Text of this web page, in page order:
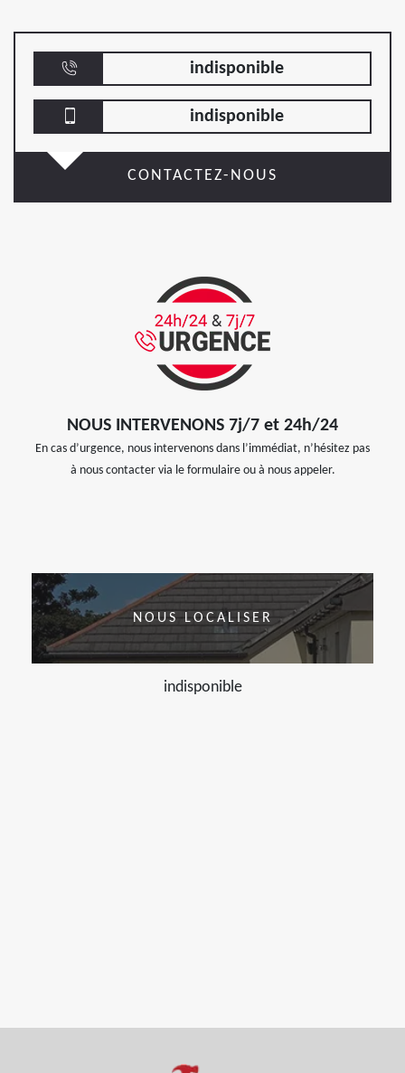
indisponible
indisponible
CONTACTEZ-NOUS
NOUS INTERVENONS 7j/7 et 24h/24
En cas d’urgence, nous intervenons dans l’immédiat, n’hésitez pas
à nous contacter via le formulaire ou à nous appeler.
NOUS LOCALISER
indisponible